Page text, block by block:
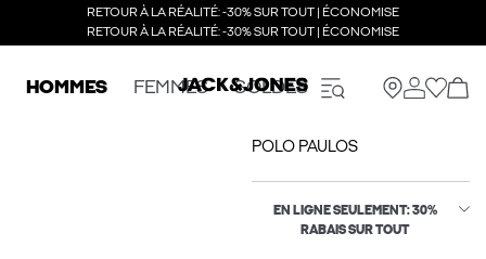
RETOUR À LA RÉALITÉ: -30% SUR TOUT | ÉCONOMISE
RETOUR À LA RÉALITÉ: -30% SUR TOUT | ÉCONOMISE
HOMMES FEMMES SOLDES
POLO PAULOS
EN LIGNE SEULEMENT: 30%
RABAIS SUR TOUT